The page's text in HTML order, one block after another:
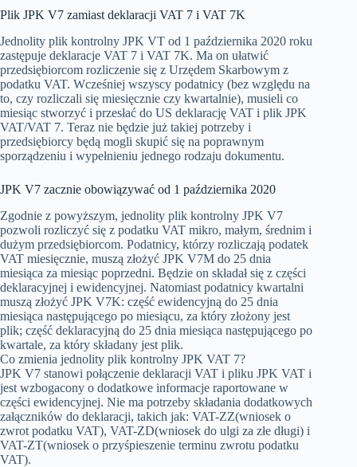
Plik JPK V7 zamiast deklaracji VAT 7 i VAT 7K
Jednolity plik kontrolny JPK VT od 1 października 2020 roku
zastępuje deklaracje VAT 7 i VAT 7K. Ma on ułatwić
przedsiębiorcom rozliczenie się z Urzędem Skarbowym z
podatku VAT. Wcześniej wszyscy podatnicy (bez względu na
to, czy rozliczali się miesięcznie czy kwartalnie), musieli co
miesiąc stworzyć i przesłać do US deklarację VAT i plik JPK
VAT/VAT 7. Teraz nie będzie już takiej potrzeby i
przedsiębiorcy będą mogli skupić się na poprawnym
sporządzeniu i wypełnieniu jednego rodzaju dokumentu.
JPK V7 zacznie obowiązywać od 1 października 2020
Zgodnie z powyższym, jednolity plik kontrolny JPK V7
pozwoli rozliczyć się z podatku VAT mikro, małym, średnim i
dużym przedsiębiorcom. Podatnicy, którzy rozliczają podatek
VAT miesięcznie, muszą złożyć JPK V7M do 25 dnia
miesiąca za miesiąc poprzedni. Będzie on składał się z części
deklaracyjnej i ewidencyjnej. Natomiast podatnicy kwartalni
muszą złożyć JPK V7K: część ewidencyjną do 25 dnia
miesiąca następującego po miesiącu, za który złożony jest
plik; część deklaracyjną do 25 dnia miesiąca następującego po
kwartale, za który składany jest plik.
Co zmienia jednolity plik kontrolny JPK VAT 7?
JPK V7 stanowi połączenie deklaracji VAT i pliku JPK VAT i
jest wzbogacony o dodatkowe informacje raportowane w
części ewidencyjnej. Nie ma potrzeby składania dodatkowych
załączników do deklaracji, takich jak: VAT-ZZ(wniosek o
zwrot podatku VAT), VAT-ZD(wniosek do ulgi za złe długi) i
VAT-ZT(wniosek o przyśpieszenie terminu zwrotu podatku
VAT).